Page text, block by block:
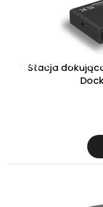
Raty 0% Gratis
Stacja